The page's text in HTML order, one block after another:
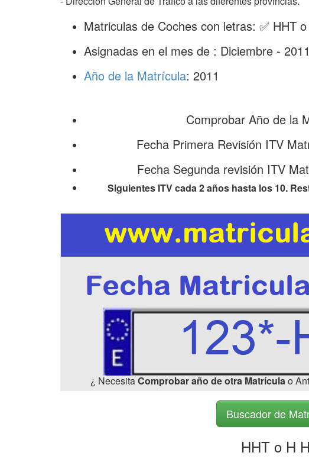
Matriculas de Coches con letras: ✅ HHT
Asignadas en el mes de : Diciembre - 2011
Año de la Matrícula: 2011
Comprobar Año de la
Fecha Primera Revisión ITV
Fecha Segunda revisión ITV
Siguientes ITV cada 2 años hasta los 10.
¿ NecesitaComprobar año de otra Matrículao
Buscador de
HHT o H